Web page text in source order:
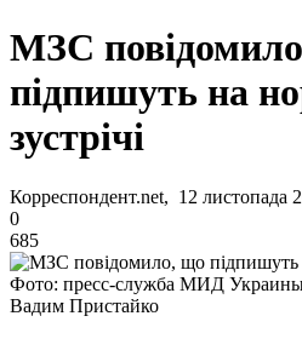
МЗС
підпишуть на
зустрічі
Корреспондент.net, 12 листопада
0
685
Фото: пресс-служба МИД
Вадим Пристайко